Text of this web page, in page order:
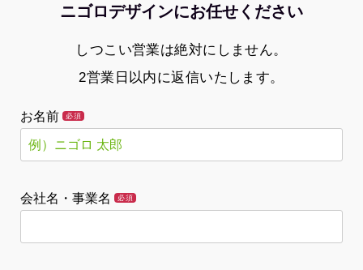
ニゴロデザインにお任せください
しつこい営業は絶対にしません。
2営業日以内に返信いたします。
お名前 必須
会社名・事業名 必須